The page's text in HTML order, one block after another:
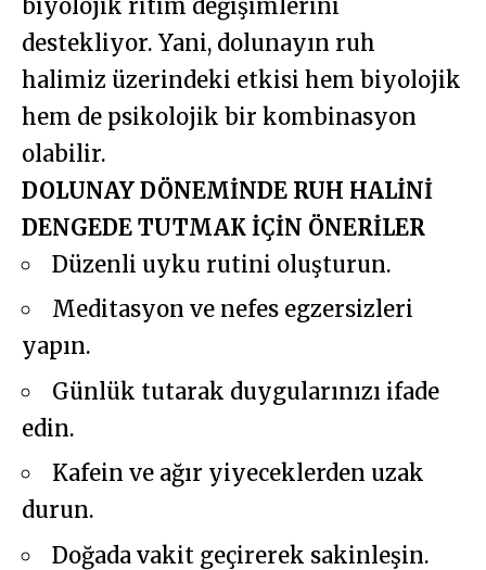
biyolojik ritim değişimlerini
destekliyor. Yani, dolunayın ruh
halimiz üzerindeki etkisi hem biyolojik
hem de psikolojik bir kombinasyon
olabilir.
DOLUNAY DÖNEMİNDE RUH HALİNİ
DENGEDE TUTMAK İÇİN ÖNERİLER
Düzenli uyku rutini oluşturun.
Meditasyon ve nefes egzersizleri
yapın.
Günlük tutarak duygularınızı ifade
edin.
Kafein ve ağır yiyeceklerden uzak
durun.
Doğada vakit geçirerek sakinleşin.